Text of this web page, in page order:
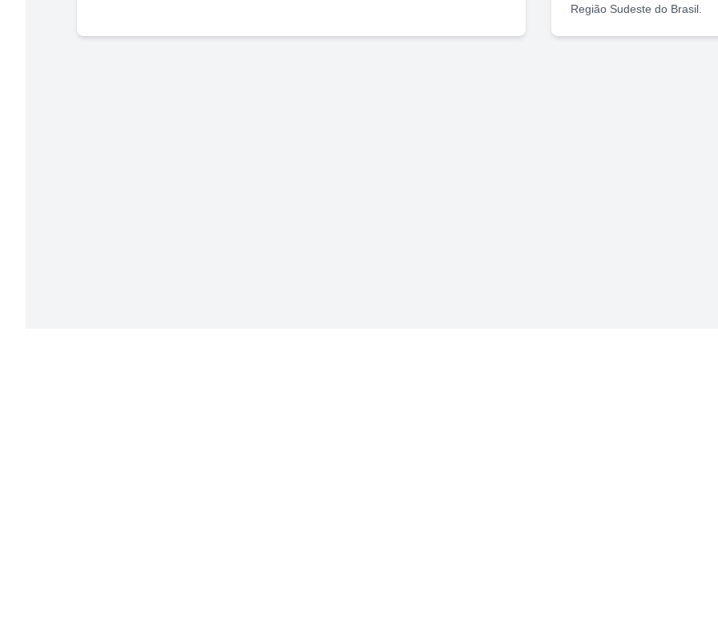
Região Sudeste do Brasil.